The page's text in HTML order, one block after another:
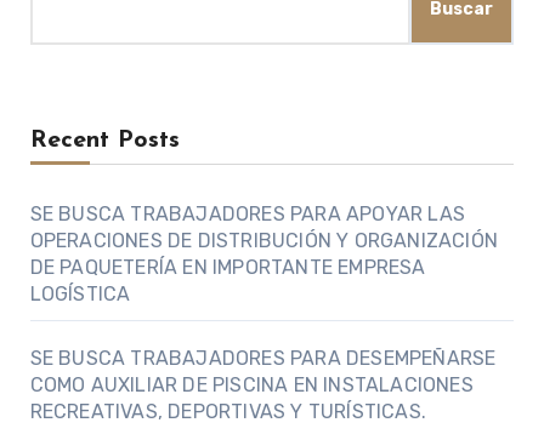
Buscar
Recent Posts
SE BUSCA TRABAJADORES PARA APOYAR LAS
OPERACIONES DE DISTRIBUCIÓN Y ORGANIZACIÓN
DE PAQUETERÍA EN IMPORTANTE EMPRESA
LOGÍSTICA
SE BUSCA TRABAJADORES PARA DESEMPEÑARSE
COMO AUXILIAR DE PISCINA EN INSTALACIONES
RECREATIVAS, DEPORTIVAS Y TURÍSTICAS.